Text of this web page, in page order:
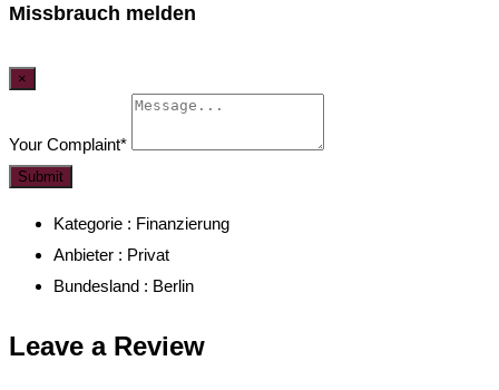
Missbrauch melden
×
Your Complaint*
Submit
Kategorie : Finanzierung
Anbieter : Privat
Bundesland : Berlin
Leave a Review